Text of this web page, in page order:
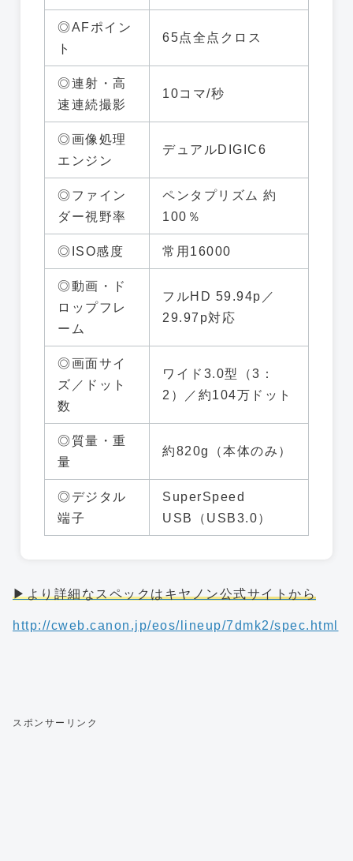
◎AFポイン
ト
65点全点クロス
◎連射・高
速連続撮影
10コマ/秒
◎画像処理
エンジン
デュアルDIGIC6
◎ファイン
ダー視野率
ペンタプリズム 約
100％
◎ISO感度 常用16000
◎動画・ド
ロップフレ
ーム
フルHD 59.94p／
29.97p対応
◎画面サイ
ズ／ドット
数
ワイド3.0型（3：
2）／約104万ドット
◎質量・重
量
約820g（本体のみ）
◎デジタル
端子
SuperSpeed
USB（USB3.0）
▶より詳細なスペックはキヤノン公式サイトから
http://cweb.canon.jp/eos/lineup/7dmk2/spec.html
スポンサーリンク